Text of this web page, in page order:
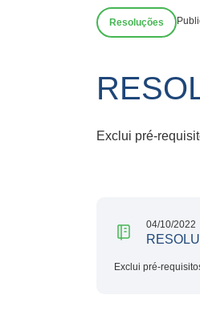
Resoluções
Exclui pré-
04/10/2022
Exclui pré-